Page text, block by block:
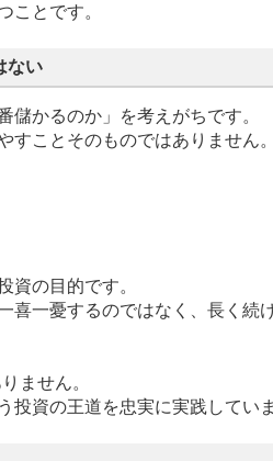
ことです。
ない
儲かるのか」を考えがちです。
すことそのものではありません。
資の目的です。
喜一憂するのではなく、長く続
ません。
投資の王道を忠実に実践していま